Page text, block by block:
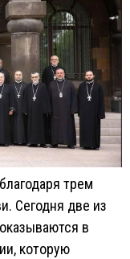
трем
Сегодня две из
в
которую